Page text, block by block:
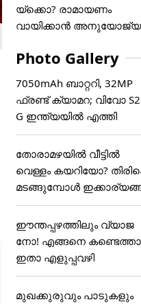
യ്ക്കൊ? രാമായണം
വായിക്കാൻ അനുയോജ്യ
Photo Gallery
7050mAh ബാറ്ററി, 32MP
ഫ്രണ്ട് ക്യാമറ; വിവോ S2
G ഇന്ത്യയിൽ എത്തി
തോരാമഴയിൽ വീട്ടിൽ
വെള്ളം കയറിയോ?
മടങ്ങുമ്പോൾ
ൾ
ഈന്തപ്പഴത്തിലും വ്യാജ
നോ! എങ്ങനെ
ഇതാ എളുപ്പവഴി
മുഖക്കുരുവും പാടുകളും